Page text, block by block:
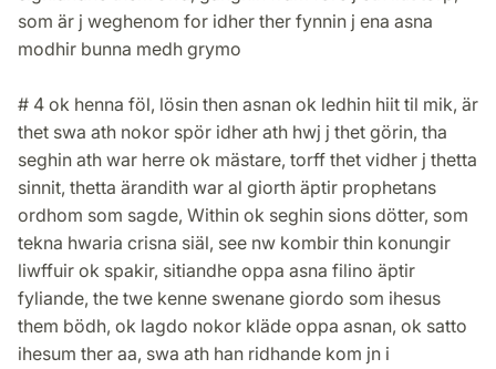
som är j weghenom for idher ther fynnin j ena asna
modhir bunna medh grymo
# 4 ok henna föl, lösin then asnan ok ledhin hiit til mik, är
thet swa ath nokor spör idher ath hwj j thet görin, tha
seghin ath war herre ok mästare, torff thet vidher j thetta
sinnit, thetta ärandith war al giorth äptir prophetans
ordhom som sagde, Within ok seghin sions dötter, som
tekna hwaria crisna siäl, see nw kombir thin konungir
liwffuir ok spakir, sitiandhe oppa asna filino äptir
fyliande, the twe kenne swenane giordo som ihesus
them bödh, ok lagdo nokor kläde oppa asnan, ok satto
ihesum ther aa, swa ath han ridhande kom jn i